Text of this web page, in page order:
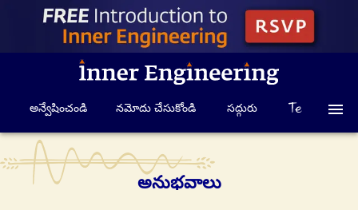
అన్వేషించండి నమోదు చేసుకోండి సద్గురు
అనుభవాలు